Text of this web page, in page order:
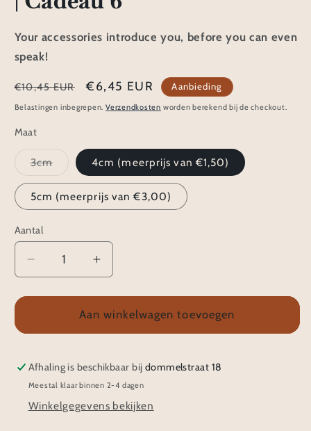
Your accessories introduce you, before you can even
speak!
Normale
prijs
€10,45 EUR Aanbiedingsprijs
€6,45 EUR Aanbieding
Belastingen inbegrepen. Verzendkosten worden berekend bij de checkout.
Maat
3cmVariant
uitverkocht
of
niet
beschikbaar
4cm (meerprijs van €1,50)
5cm (meerprijs van €3,00)
Aantal
Aantal
verlagen
voor
Littlemay.nl
Cadeau
Aantal
verhogen
voor
Littlemay.nl
Cadeau
Aan winkelwagen toevoegen
Afhaling is beschikbaar bij dommelstraat 18
Meestal klaar binnen 2-4 dagen
Winkelgegevens bekijken